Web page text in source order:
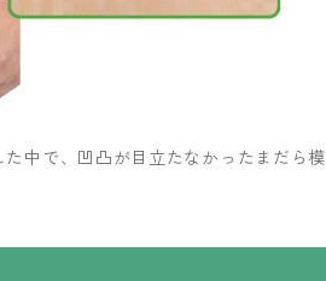
中で、凹凸が目立たなかったまだら